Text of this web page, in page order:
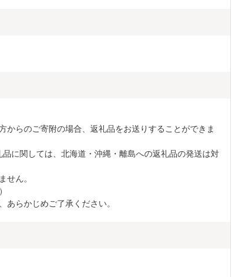
からのご寄附の場合、返礼品をお送りすることができま
に関しては、北海道・沖縄・離島への返礼品の発送は対
せん。
あらかじめご了承ください。